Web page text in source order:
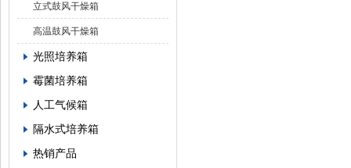
立式鼓风干燥箱
高温鼓风干燥箱
光照培养箱
霉菌培养箱
人工气候箱
隔水式培养箱
热销产品